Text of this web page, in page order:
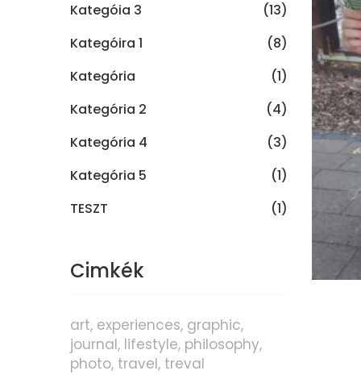
Kategóia 3
(13)
Kategóira 1
(8)
Kategória
(1)
Kategória 2
(4)
Kategória 4
(3)
Kategória 5
(1)
TESZT
(1)
Cimkék
art experiences graphic
journal lifestyle philosophy
photo travel treval